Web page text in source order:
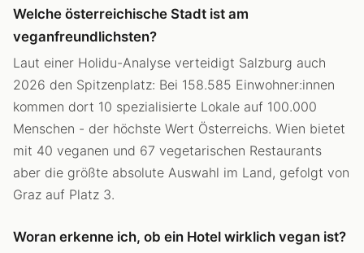
Welche österreichische Stadt ist am
veganfreundlichsten?
Laut einer Holidu-Analyse verteidigt Salzburg auch
2026 den Spitzenplatz: Bei 158.585 Einwohner:innen
kommen dort 10 spezialisierte Lokale auf 100.000
Menschen - der höchste Wert Österreichs. Wien bietet
mit 40 veganen und 67 vegetarischen Restaurants
aber die größte absolute Auswahl im Land, gefolgt von
Graz auf Platz 3.
Woran erkenne ich, ob ein Hotel wirklich vegan ist?